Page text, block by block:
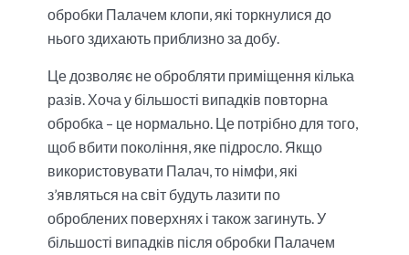
обробки Палачем клопи, які торкнулися до
нього здихають приблизно за добу.
Це дозволяє не обробляти приміщення кілька
разів. Хоча у більшості випадків повторна
обробка – це нормально. Це потрібно для того,
щоб вбити покоління, яке підросло. Якщо
використовувати Палач, то німфи, які
з’являться на світ будуть лазити по
оброблених поверхнях і також загинуть. У
більшості випадків після обробки Палачем